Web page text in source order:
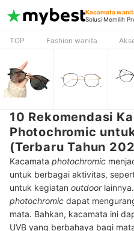
Kacamata
Solusi Memilih
TOP Fashion wanita
10 Rekomendasi
Photochromic
(Terbaru Tahun
Kacamata photochromic
untuk berbagai aktivitas,
untuk kegiatan outdoor
photochromic dapat
mata. Bahkan, kacamata ini
UVB yang berbahaya bagi